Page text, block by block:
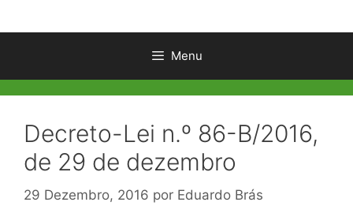
Menu
Decreto-Lei n.º 86-B/2016,
de 29 de dezembro
29 Dezembro, 2016 por Eduardo Brás